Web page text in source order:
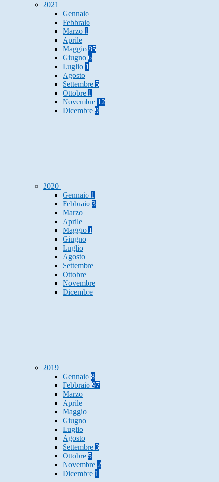
2021
Gennaio
Febbraio
Marzo 1
Aprile
Maggio 85
Giugno 6
Luglio 1
Agosto
Settembre 5
Ottobre 1
Novembre 12
Dicembre 9
2020
Gennaio 1
Febbraio 3
Marzo
Aprile
Maggio 1
Giugno
Luglio
Agosto
Settembre
Ottobre
Novembre
Dicembre
2019
Gennaio 8
Febbraio 97
Marzo
Aprile
Maggio
Giugno
Luglio
Agosto
Settembre 3
Ottobre 5
Novembre 2
Dicembre 1